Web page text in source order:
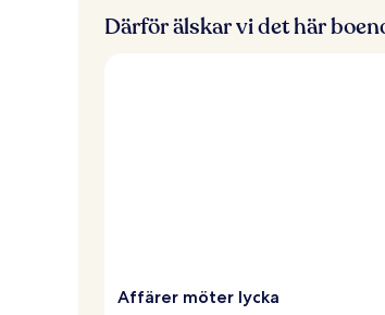
Därför älskar vi det här
Affärer möter lycka